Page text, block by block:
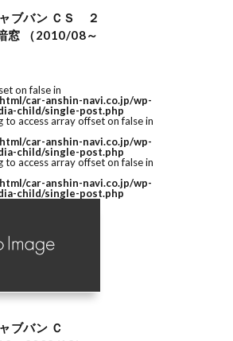
ブバン ＣＳ ２
窓 （2010/08～
on false in
car-anshin-navi.co.jp/wp-
child/single-post.php
to access array offset on false in
car-anshin-navi.co.jp/wp-
child/single-post.php
to access array offset on false in
car-anshin-navi.co.jp/wp-
child/single-post.php
ブバン Ｃ